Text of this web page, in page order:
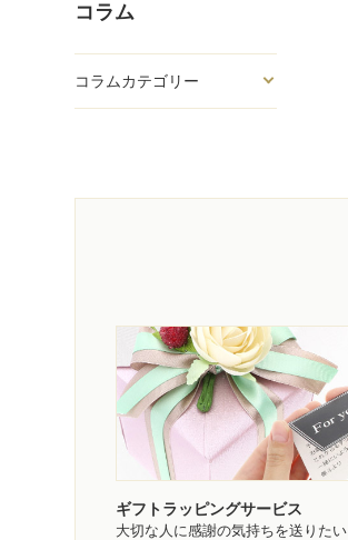
コラム
コラムカテゴリー
ギフトラッピングサービス
大切な人に感謝の気持ちを送りた